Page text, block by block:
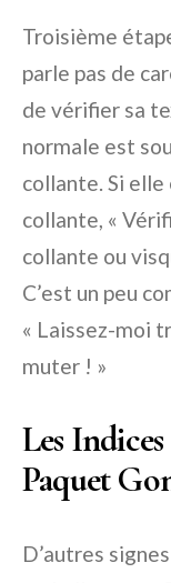
Troisième
parle pas de
de vérifier sa
normale est
collante. Si
collante, «
collante ou
C’est un peu
« Laissez-moi
muter ! »
Les
Paquet
D’autres